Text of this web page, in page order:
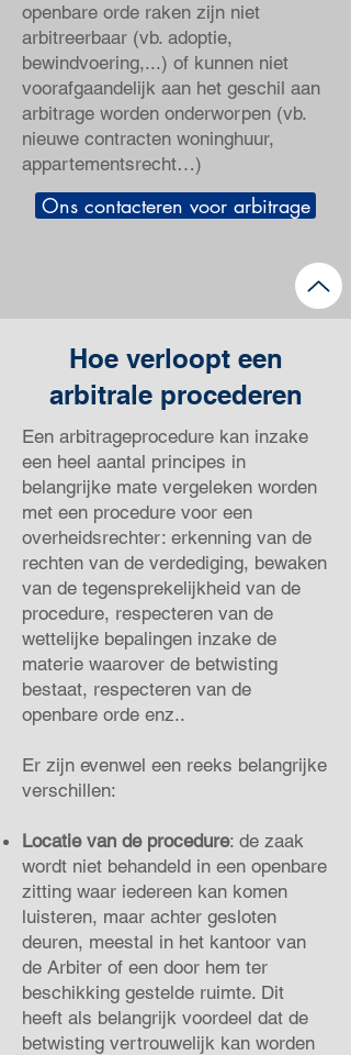
openbare orde raken zijn niet
arbitreerbaar (vb. adoptie,
bewindvoering,...) of kunnen niet
voorafgaandelijk aan het geschil aan
arbitrage worden onderworpen (vb.
nieuwe contracten woninghuur,
appartementsrecht…)
Ons contacteren voor arbitrage
Hoe verloopt een
arbitrale procederen
Een arbitrageprocedure kan inzake
een heel aantal principes in
belangrijke mate vergeleken worden
met een procedure voor een
overheidsrechter: erkenning van de
rechten van de verdediging, bewaken
van de tegensprekelijkheid van de
procedure, respecteren van de
wettelijke bepalingen inzake de
materie waarover de betwisting
bestaat, respecteren van de
openbare orde enz..
Er zijn evenwel een reeks belangrijke
verschillen:
Locatie van de procedure: de zaak
wordt niet behandeld in een openbare
zitting waar iedereen kan komen
luisteren, maar achter gesloten
deuren, meestal in het kantoor van
de Arbiter of een door hem ter
beschikking gestelde ruimte. Dit
heeft als belangrijk voordeel dat de
betwisting vertrouwelijk kan worden